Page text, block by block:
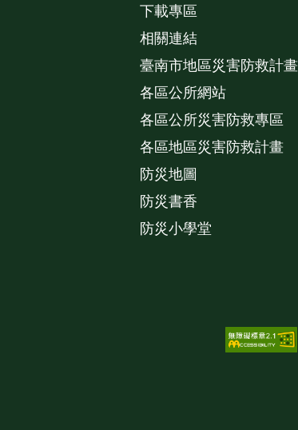
下載專區
相關連結
臺南市地區災害防救計畫
各區公所網站
各區公所災害防救專區
各區地區災害防救計畫
防災地圖
防災書香
防災小學堂